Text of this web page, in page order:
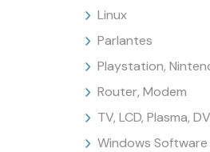
Linux
Parlantes
Playstation,
Router, Modem
TV, LCD, Plasma,
Windows Software